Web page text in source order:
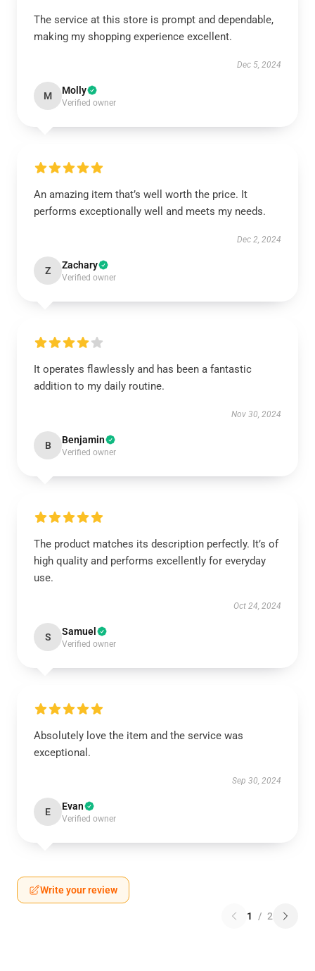
The service at this store is prompt and dependable,
making my shopping experience excellent.
Dec 5, 2024
M Molly
Verified owner
An amazing item that’s well worth the price. It
performs exceptionally well and meets my needs.
Dec 2, 2024
Z Zachary
Verified owner
It operates flawlessly and has been a fantastic
addition to my daily routine.
Nov 30, 2024
B Benjamin
Verified owner
The product matches its description perfectly. It’s of
high quality and performs excellently for everyday
use.
Oct 24, 2024
S Samuel
Verified owner
Absolutely love the item and the service was
exceptional.
Sep 30, 2024
E Evan
Verified owner
Write your review
1 / 2